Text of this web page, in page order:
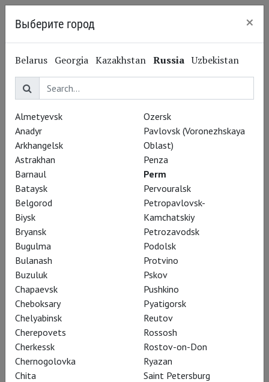
Вадим Рутковский
Планета вертится,
круглая, круглая
Спектакль-событие в РАМТе:
Алексей Бородин поставил пьесу
Тома Стоппарда «Леопольдштадт»
Выберите город ×
Belarus Georgia Kazakhstan Russia Uzbekistan
Almetyevsk
Anadyr
Arkhangelsk
Astrakhan
Barnaul
Bataysk
Belgorod
Biysk
Bryansk
Bugulma
Bulanash
Buzuluk
Chapaevsk
Cheboksary
Chelyabinsk
Cherepovets
Cherkessk
Chernogolovka
Chita
Ozersk
Pavlovsk (Voronezhskaya
Oblast)
Penza
Perm
Pervouralsk
Petropavlovsk-
Kamchatskiy
Petrozavodsk
Podolsk
Protvino
Pskov
Pushkino
Pyatigorsk
Reutov
Rossosh
Rostov-on-Don
Ryazan
Saint Petersburg